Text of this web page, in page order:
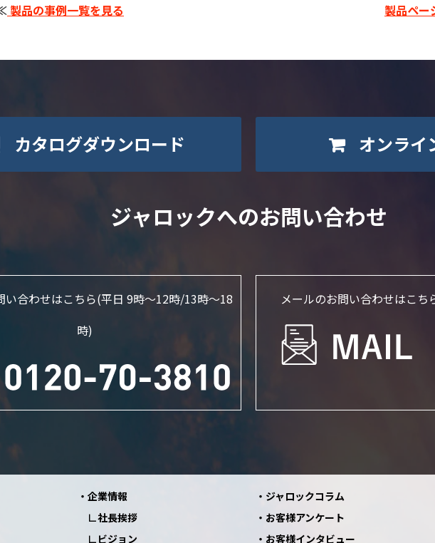
製品の事例一覧を見る 製品ペー
カタログダウンロード オンライ
ジャロックへのお問い合わせ
い合わせはこちら(平日 9時～12時/13時〜18
時)
メールのお問い合わせはこち
企業情報
社長挨拶
ビジョン
ジャロックコラム
お客様アンケート
お客様インタビュー